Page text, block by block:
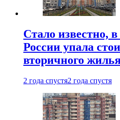
Стало известно,
России упала
вторичного
2 года спустя2 года спустя